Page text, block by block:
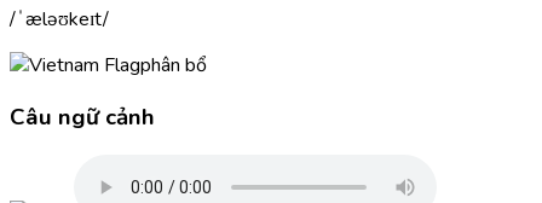
ˈæləʊkeɪt
phân bổ
Câu ngữ cảnh